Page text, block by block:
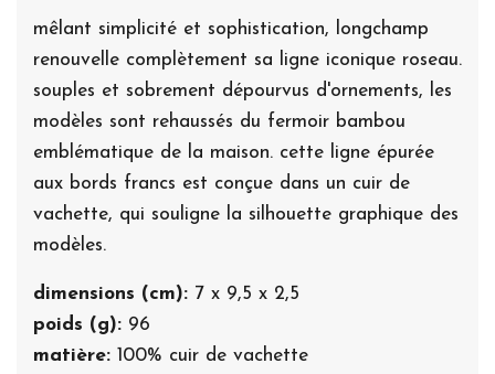
mêlant simplicité et sophistication, longchamp
renouvelle complètement sa ligne iconique roseau.
souples et sobrement dépourvus d'ornements, les
modèles sont rehaussés du fermoir bambou
emblématique de la maison. cette ligne épurée
aux bords francs est conçue dans un cuir de
vachette, qui souligne la silhouette graphique des
modèles.
dimensions (cm): 7 x 9,5 x 2,5
poids (g): 96
matière: 100% cuir de vachette